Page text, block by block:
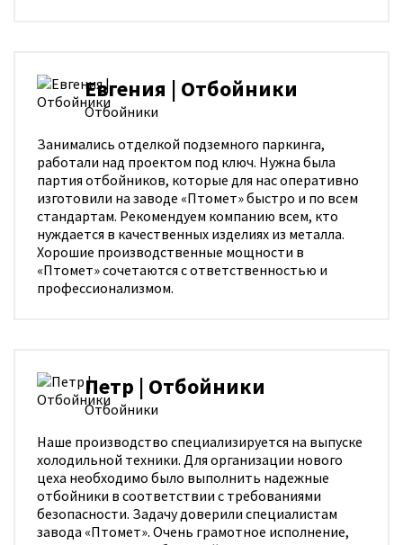
Евгения | Отбойники
Отбойники
Занимались отделкой подземного паркинга,
работали над проектом под ключ. Нужна была
партия отбойников, которые для нас оперативно
изготовили на заводе «Птомет» быстро и по всем
стандартам. Рекомендуем компанию всем, кто
нуждается в качественных изделиях из металла.
Хорошие производственные мощности в
«Птомет» сочетаются с ответственностью и
профессионализмом.
Петр | Отбойники
Отбойники
Наше производство специализируется на выпуске
холодильной техники. Для организации нового
цеха необходимо было выполнить надежные
отбойники в соответствии с требованиями
безопасности. Задачу доверили специалистам
завода «Птомет». Очень грамотное исполнение,